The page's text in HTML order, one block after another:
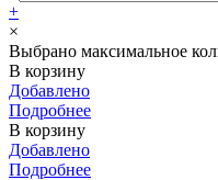
+
×
Выбрано максимальное
В корзину
Добавлено
Подробнее
В корзину
Добавлено
Подробнее